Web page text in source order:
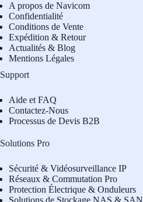
A propos de Navicom
Confidentialité
Conditions de Vente
Expédition & Retour
Actualités & Blog
Mentions Légales
Support
Aide et FAQ
Contactez-Nous
Processus de Devis B2B
Solutions Pro
Sécurité & Vidéosurveillance IP
Réseaux & Commutation Pro
Protection Électrique & Onduleurs
Solutions de Stockage NAS & SAN